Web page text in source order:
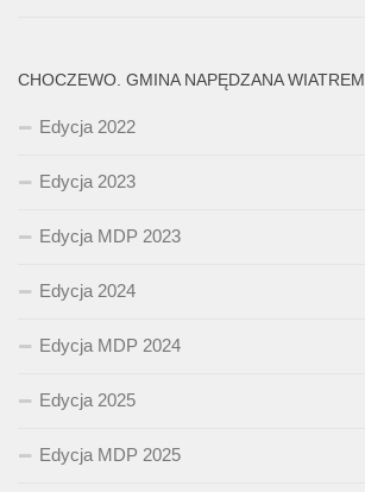
CHOCZEWO. GMINA NAPĘDZANA WIATREM
Edycja 2022
Edycja 2023
Edycja MDP 2023
Edycja 2024
Edycja MDP 2024
Edycja 2025
Edycja MDP 2025